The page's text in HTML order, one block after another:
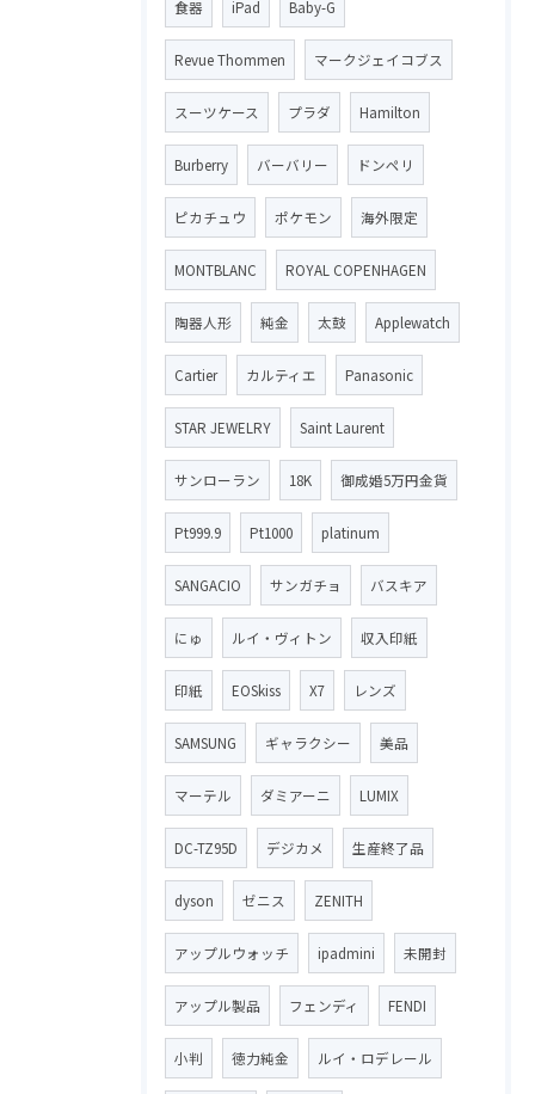
食器 iPad Baby-G
Revue Thommen マークジェイコブス
スーツケース プラダ Hamilton
Burberry バーバリー ドンペリ
ピカチュウ ポケモン 海外限定
MONTBLANC ROYAL COPENHAGEN
陶器人形 純金 太鼓 Applewatch
Cartier カルティエ Panasonic
STAR JEWELRY Saint Laurent
サンローラン 18K 御成婚5万円金貨
Pt999.9 Pt1000 platinum
SANGACIO サンガチョ バスキア
にゅ ルイ・ヴィトン 収入印紙
印紙 EOSkiss X7 レンズ
SAMSUNG ギャラクシー 美品
マーテル ダミアーニ LUMIX
DC-TZ95D デジカメ 生産終了品
dyson ゼニス ZENITH
アップルウォッチ ipadmini 未開封
アップル製品 フェンディ FENDI
小判 徳力純金 ルイ・ロデレール